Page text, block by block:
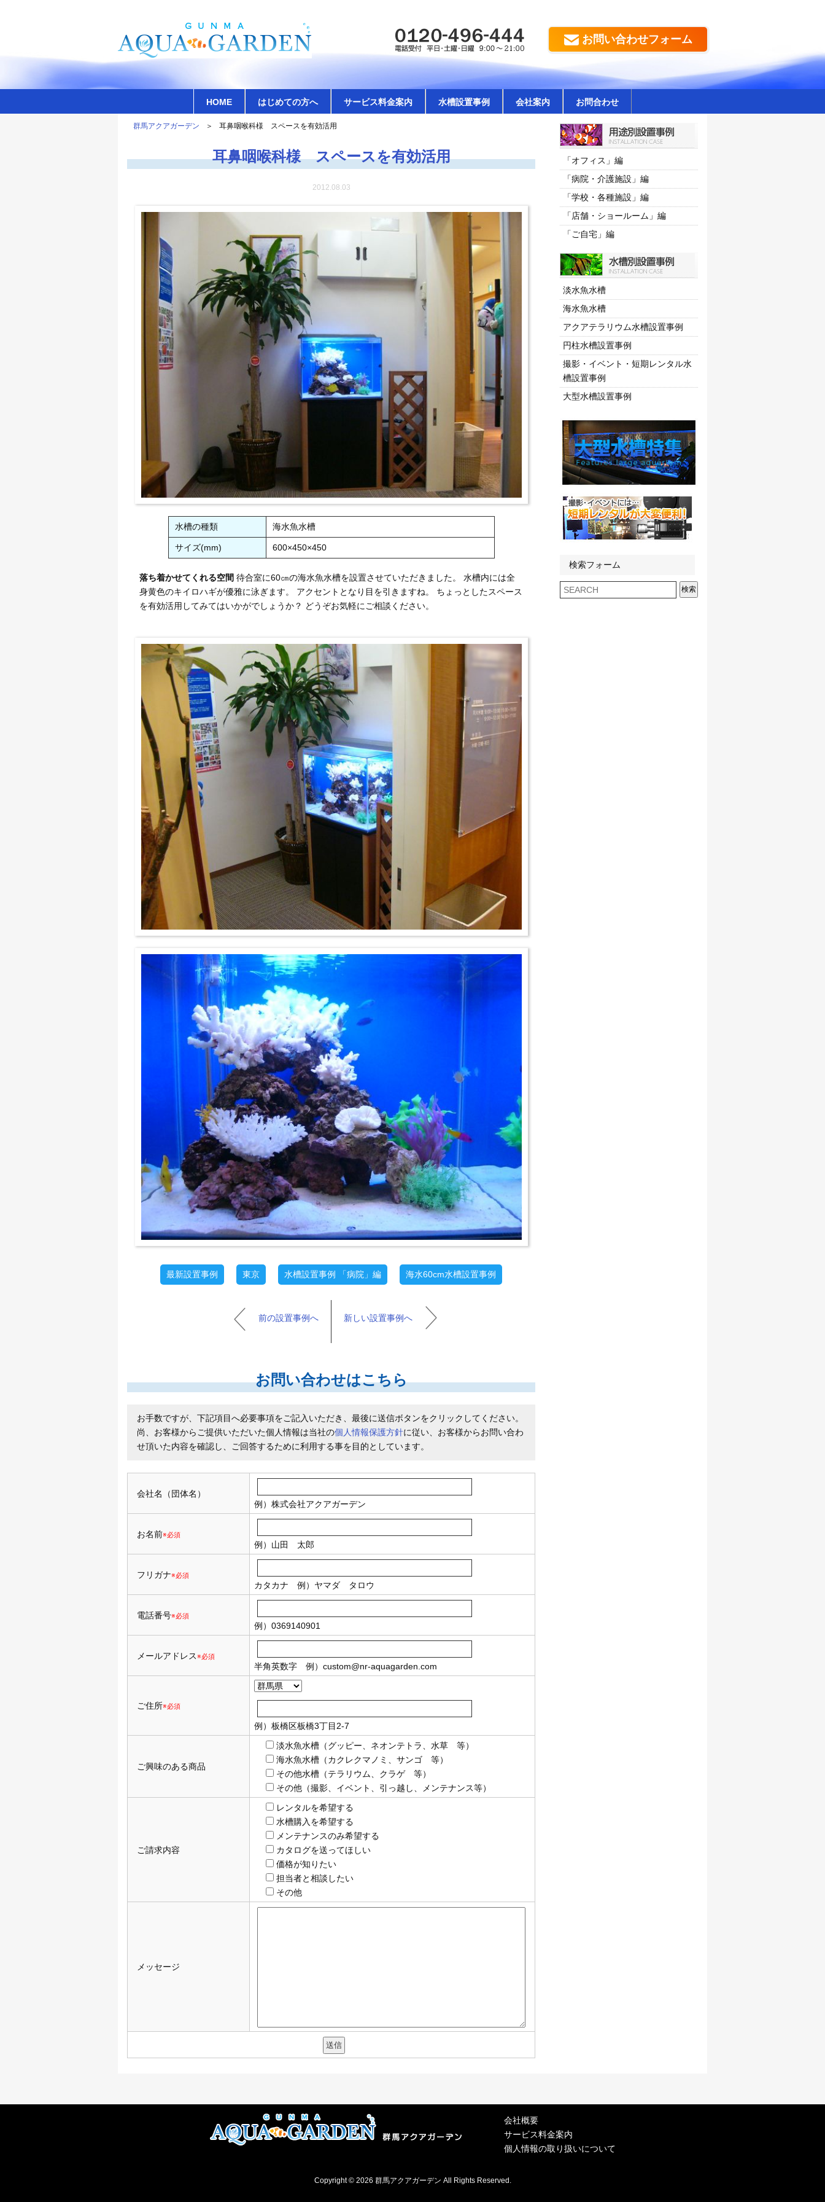
お問い合わせフォーム
HOME はじめての方へ サービス料金案内 水槽設置事例 会社案内 お問合わせ
群馬アクアガーデン 耳鼻咽喉科様 スペースを有効活用
耳鼻咽喉科様 スペースを有効活用
2012.08.03
水槽の種類 海水魚水槽
サイズ(mm) 600×450×450
落ち着かせてくれる空間 待合室に60㎝の海水魚水槽を設置させていただきました。 水槽内には全
身黄色のキイロハギが優雅に泳ぎます。 アクセントとなり目を引きますね。 ちょっとしたスペース
を有効活用してみてはいかがでしょうか？ どうぞお気軽にご相談ください。
最新設置事例 東京 水槽設置事例 「病院」編 海水60cm水槽設置事例
前の設置事例へ 新しい設置事例へ
お問い合わせはこちら
お手数ですが、下記項目へ必要事項をご記入いただき、最後に送信ボタンをクリックしてください。
尚、お客様からご提供いただいた個人情報は当社の個人情報保護方針に従い、お客様からお問い合わ
せ頂いた内容を確認し、ご回答するために利用する事を目的としています。
会社名（団体名）
例）株式会社アクアガーデン
お名前※必須
例）山田 太郎
フリガナ※必須
カタカナ 例）ヤマダ タロウ
電話番号※必須
例）0369140901
メールアドレス※必須
半角英数字 例） custom@nr-aquagarden.com
ご住所※必須
例）板橋区板橋3丁目2-7
ご興味のある商品
淡水魚水槽（グッピー、ネオンテトラ、水草 等）
海水魚水槽（カクレクマノミ、サンゴ 等）
その他水槽（テラリウム、クラゲ 等）
その他（撮影、イベント、引っ越し、メンテナンス等）
ご請求内容
レンタルを希望する
水槽購入を希望する
メンテナンスのみ希望する
カタログを送ってほしい
価格が知りたい
担当者と相談したい
その他
メッセージ
「オフィス」編
「病院・介護施設」編
「学校・各種施設」編
「店舗・ショールーム」編
「ご自宅」編
淡水魚水槽
海水魚水槽
アクアテラリウム水槽設置事例
円柱水槽設置事例
撮影・イベント・短期レンタル水
槽設置事例
大型水槽設置事例
検索フォーム
検索
会社概要
サービス料金案内
個人情報の取り扱いについて
Copyright © 2026 群馬アクアガーデン All Rights Reserved.